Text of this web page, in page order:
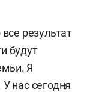
результат
будут
Я
нас сегодня